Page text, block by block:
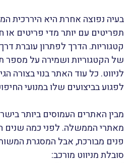
בעיה נפוצה אחרת היא היררכית
תפריטים עם יותר מדי פריטים או
קטגוריות. הדרך לפתרון עוברת
של הקטגוריות ושמירה על מספר
לניווט. כל עוד האתר בנוי בצורה
לפגוע בביצועים שלו במנועי
מבין האתרים העמוסים ביותר
מאתרי הממשלה. לפני כמה שנים
פנים מבורכת, אבל המסגרת
סובלת מניווט מורכב: